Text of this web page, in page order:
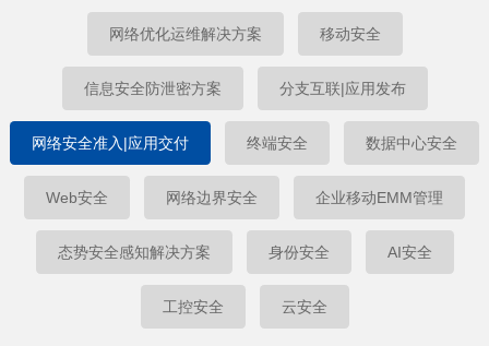
网络优化运维解决方案 移动安全
信息安全防泄密方案 分支互联|应用发布
网络安全准入|应用交付 终端安全 数据中心安全
Web安全 网络边界安全 企业移动EMM管理
态势安全感知解决方案 身份安全 AI安全
工控安全 云安全